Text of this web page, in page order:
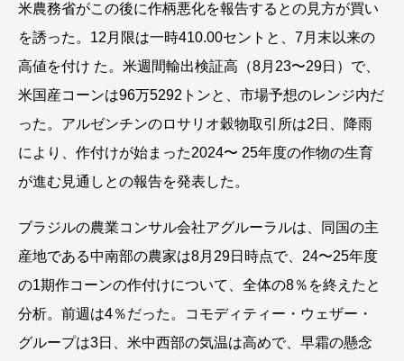
米農務省がこの後に作柄悪化を報告するとの見方が買い
を誘った。12月限は一時410.00セントと、7月末以来の
高値を付け た。米週間輸出検証高（8月23〜29日）で、
米国産コーンは96万5292トンと、市場予想のレンジ内だ
った。アルゼンチンのロサリオ穀物取引所は2日、降雨
により、作付けが始まった2024〜 25年度の作物の生育
が進む見通しとの報告を発表した。
ブラジルの農業コンサル会社アグルーラルは、同国の主
産地である中南部の農家は8月29日時点で、24〜25年度
の1期作コーンの作付けについて、全体の8％を終えたと
分析。前週は4％だった。コモディティー・ウェザー・
グループは3日、米中西部の気温は高めで、早霜の懸念